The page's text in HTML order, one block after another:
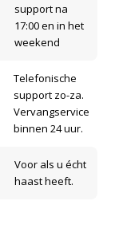
support na
17:00 en in het
weekend
Telefonische
support zo-za.
Vervangservice
binnen 24 uur.
Voor als u écht
haast heeft.